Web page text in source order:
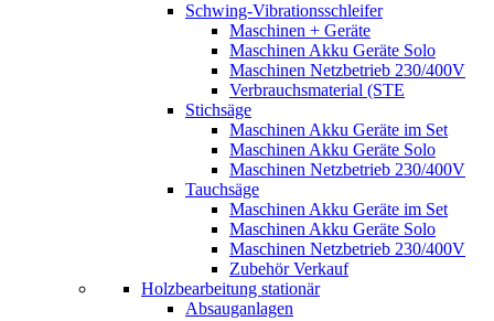
Schwing-Vibrationsschleifer
Maschinen + Geräte
Maschinen Akku Geräte Solo
Maschinen Netzbetrieb 230/400V
Verbrauchsmaterial (STE
Stichsäge
Maschinen Akku Geräte im Set
Maschinen Akku Geräte Solo
Maschinen Netzbetrieb 230/400V
Tauchsäge
Maschinen Akku Geräte im Set
Maschinen Akku Geräte Solo
Maschinen Netzbetrieb 230/400V
Zubehör Verkauf
Holzbearbeitung stationär
Absauganlagen